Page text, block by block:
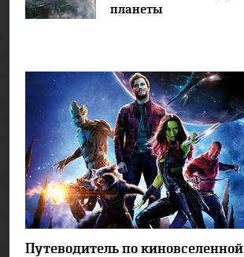
планеты
Путеводитель по киновселенной